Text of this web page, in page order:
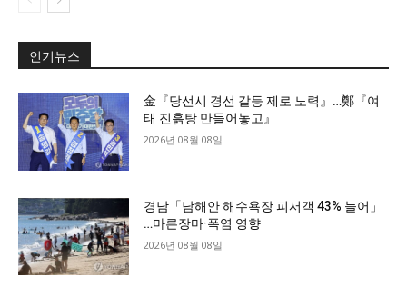
인기뉴스
金『당선시 경선 갈등 제로 노력』…鄭『여
태 진흙탕 만들어놓고』
2026년 08월 08일
경남「남해안 해수욕장 피서객 43% 늘어」
…마른장마·폭염 영향
2026년 08월 08일